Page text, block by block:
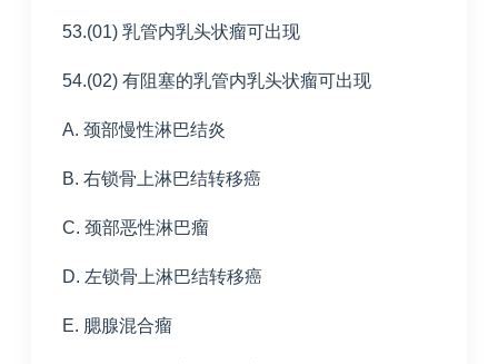
53.(01) 乳管内乳头状瘤可出现
54.(02) 有阻塞的乳管内乳头状瘤可出现
A. 颈部慢性淋巴结炎
B. 右锁骨上淋巴结转移癌
C. 颈部恶性淋巴瘤
D. 左锁骨上淋巴结转移癌
E. 腮腺混合瘤